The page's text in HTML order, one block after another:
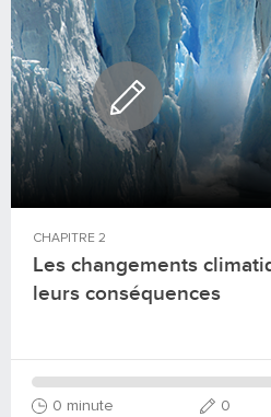
CHAPITRE 2
Les changements
leurs conséquences
0 minute 0